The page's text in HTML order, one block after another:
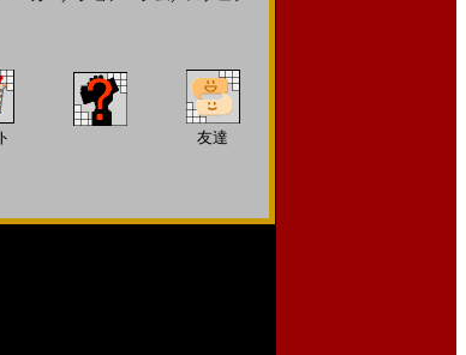
友達